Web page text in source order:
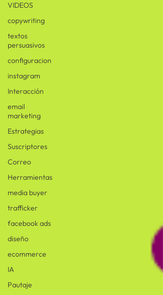
VIDEOS
copywriting
textos
persuasivos
configuracion
instagram
Interacción
email
marketing
Estrategias
Suscriptores
Correo
Herramientas
media buyer
trafficker
facebook ads
diseño
ecommerce
IA
Pautaje